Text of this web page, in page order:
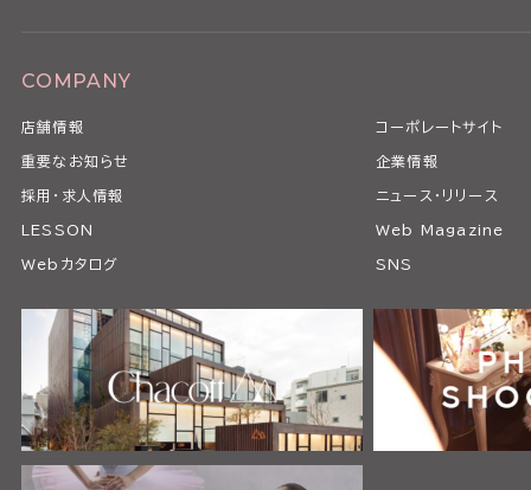
COMPANY
店舗情報 コーポレートサイト
重要なお知らせ 企業情報
採用・求人情報 ニュース・リリース
LESSON Web Magazine
Webカタログ SNS